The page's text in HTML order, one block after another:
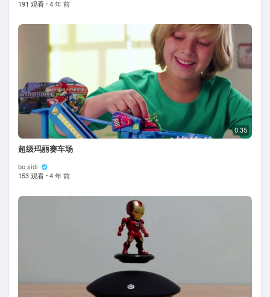
191 观看 · 4 年 前
0:35
超级玛丽赛车场
bo sidi
153 观看 · 4 年 前